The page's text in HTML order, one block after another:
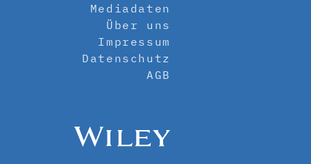
Mediadaten
Über uns
Impressum
Datenschutz
AGB